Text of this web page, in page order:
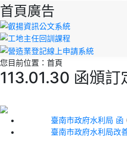
首頁廣告
您目前位置： 首頁
113.01.30 函頒
臺南市政府水利局 函
臺南市政府水利局改善